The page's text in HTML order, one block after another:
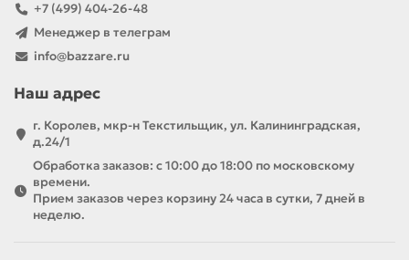
+7 (499) 404-26-48
Менеджер в телеграм
info@bazzare.ru
Наш адрес
г. Королев, мкр-н Текстильщик, ул. Калининградская,
д.24/1
Обработка заказов: с 10:00 до 18:00 по московскому
времени.
Прием заказов через корзину 24 часа в сутки, 7 дней в
неделю.